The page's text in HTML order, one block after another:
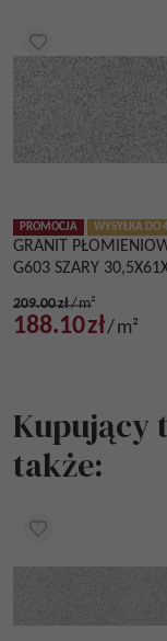
PROMOCJA WYSYŁKA DO
GRANIT
G603 SZARY
209.00zł/m²
188.10zł/m²
także: